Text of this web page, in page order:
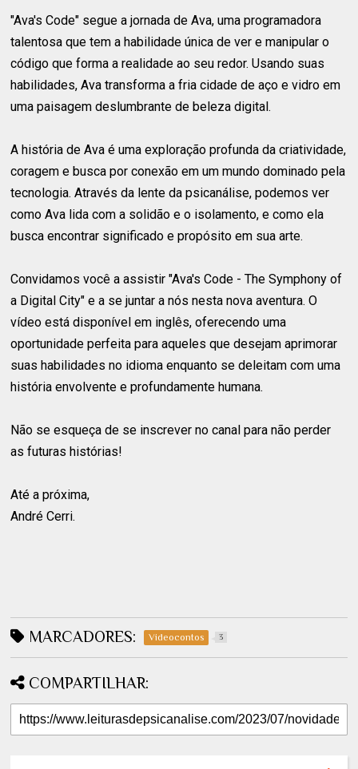
"Ava's Code" segue a jornada de Ava, uma programadora
talentosa que tem a habilidade única de ver e manipular o
código que forma a realidade ao seu redor. Usando suas
habilidades, Ava transforma a fria cidade de aço e vidro em
uma paisagem deslumbrante de beleza digital.
A história de Ava é uma exploração profunda da criatividade,
coragem e busca por conexão em um mundo dominado pela
tecnologia. Através da lente da psicanálise, podemos ver
como Ava lida com a solidão e o isolamento, e como ela
busca encontrar significado e propósito em sua arte.
Convidamos você a assistir "Ava's Code - The Symphony of
a Digital City" e a se juntar a nós nesta nova aventura. O
vídeo está disponível em inglês, oferecendo uma
oportunidade perfeita para aqueles que desejam aprimorar
suas habilidades no idioma enquanto se deleitam com uma
história envolvente e profundamente humana.
Não se esqueça de se inscrever no canal para não perder
as futuras histórias!
Até a próxima,
André Cerri.
MARCADORES: Videocontos 3
COMPARTILHAR: